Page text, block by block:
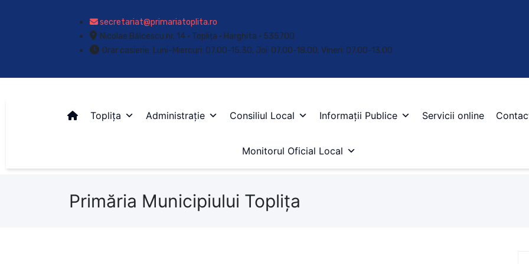
secretariat@primariatoplita.ro
Nicolae Bălcescu nr. 14 • Toplița • Harghita • 535700
Orar casierie: Luni-Miercuri: 07.00-15.30; Joi: 07.00-18.00; Vineri: 07.00-13.00
Toplița Administrație Consiliul Local Informații Publice Servicii online
Monitorul Oficial Local
Primăria Municipiului Toplița